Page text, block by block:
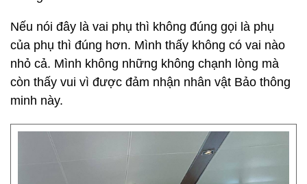
Nếu nói đây là vai phụ thì không đúng gọi là phụ
của phụ thì đúng hơn. Mình thấy không có vai nào
nhỏ cả. Mình không những không chạnh lòng mà
còn thấy vui vì được đảm nhận nhân vật Bảo thông
minh này.